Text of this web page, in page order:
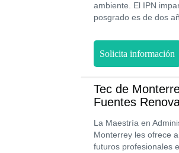
ambiente. El IPN
posgrado es de dos
Solicita información
Tec de
Fuentes
La Maestría en
Monterrey les ofrece
futuros profesionales